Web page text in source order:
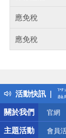
應免稅
應免稅
活動快訊
得
熱
銀
偏
詐
關於我們
官網
主題活動 會員